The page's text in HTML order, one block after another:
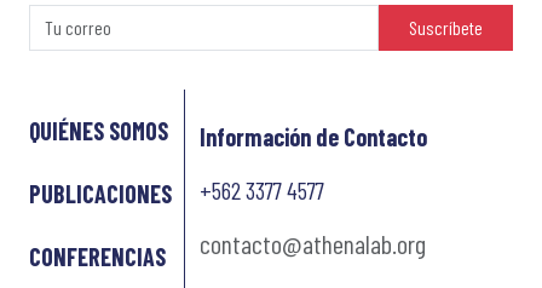
Suscríbete
QUIÉNES SOMOS
PUBLICACIONES
CONFERENCIAS
Información de Contacto
+562 3377 4577
contacto@athenalab.org